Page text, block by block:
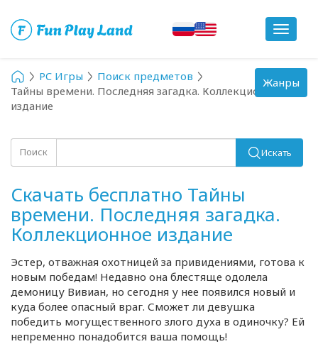
Toggle
PC Игры
Поиск предметов
Тайны времени. Последняя загадка. Коллекционное
издание
Поиск Искать
Скачать бесплатно Тайны
времени. Последняя загадка.
Коллекционное издание
Эстер, отважная охотницей за привидениями, готова к
новым победам! Недавно она блестяще одолела
демоницу Вивиан, но сегодня у нее появился новый и
куда более опасный враг. Сможет ли девушка
победить могущественного злого духа в одиночку? Ей
непременно понадобится ваша помощь!
Toggle
navigation
Жанры